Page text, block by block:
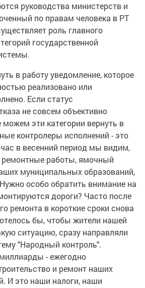
руководства министерств и
по правам человека в РТ
роль главного
государственной
в работу уведомление, которое
реализовано или
Если статус
не совсем объективно
эти категории вернуть в
контролеры исполнений - это
в весенний период мы видим,
ремонтные работы, ямочный
муниципальных образований,
особо обратить внимание на
дороги? Часто после
ремонта в короткие сроки снова
бы, чтобы жители нашей
ситуацию, сразу направляли
"Народный контроль".
- ежегодно
и ремонт наших
И это наши налоги, наши